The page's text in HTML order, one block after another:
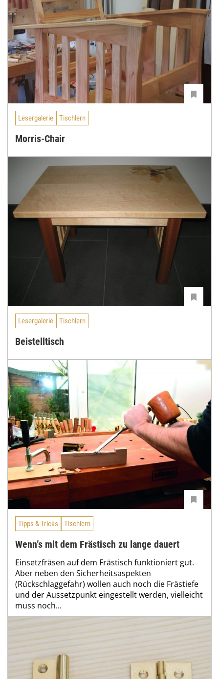
Lesergalerie Tischlern
Morris-Chair
Lesergalerie Tischlern
Beistelltisch
Tipps & Tricks Tischlern
Wenn’s mit dem Frästisch zu lange dauert
Einsetzfräsen auf dem Frästisch funktioniert gut.
Aber neben den Sicherheitsaspekten
(Rückschlaggefahr) wollen auch noch die Frästiefe
und der Aussetzpunkt eingestellt werden, vielleicht
muss noch...